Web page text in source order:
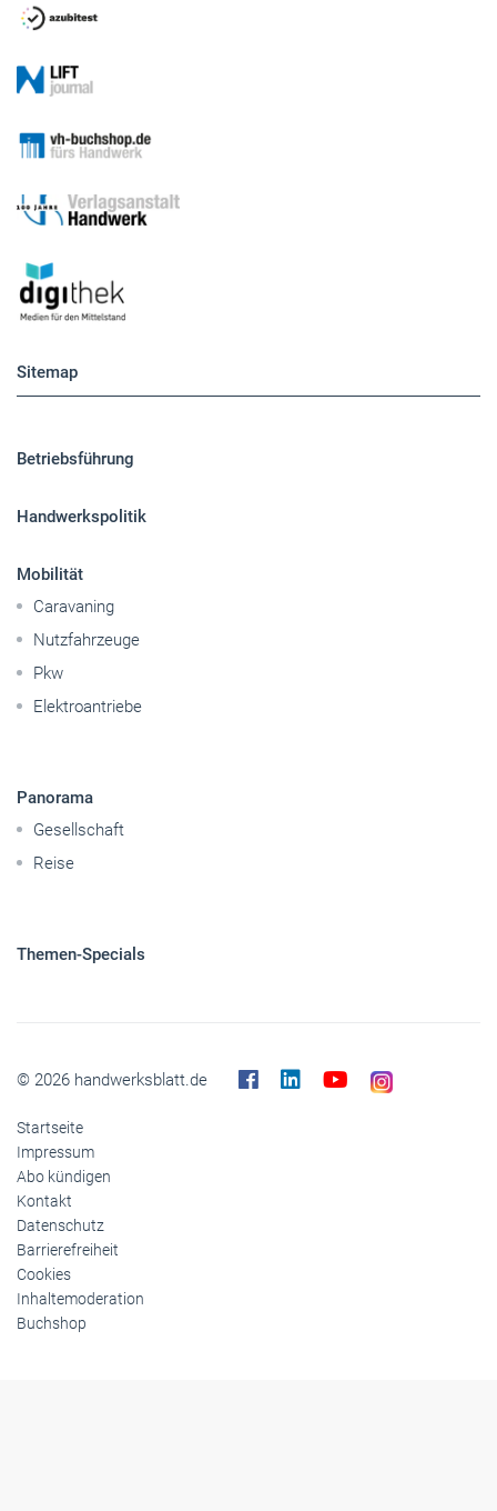
Sitemap
Betriebsführung
Handwerkspolitik
Mobilität
Caravaning
Nutzfahrzeuge
Pkw
Elektroantriebe
Panorama
Gesellschaft
Reise
Themen-Specials
© 2026 handwerksblatt.de
Startseite
Impressum
Abo kündigen
Kontakt
Datenschutz
Barrierefreiheit
Cookies
Inhaltemoderation
Buchshop